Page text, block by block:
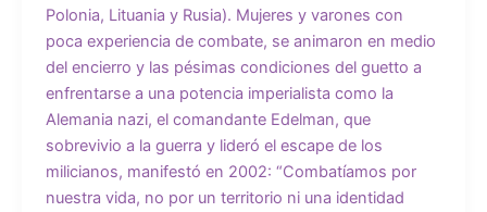
Polonia, Lituania y Rusia). Mujeres y varones con
poca experiencia de combate, se animaron en medio
del encierro y las pésimas condiciones del guetto a
enfrentarse a una potencia imperialista como la
Alemania nazi, el comandante Edelman, que
sobrevivio a la guerra y lideró el escape de los
milicianos, manifestó en 2002: “Combatíamos por
nuestra vida, no por un territorio ni una identidad